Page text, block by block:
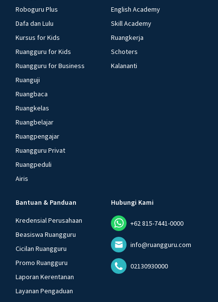
Roboguru Plus
Dafa dan Lulu
Kursus for Kids
Ruangguru for Kids
Ruangguru for Business
Ruanguji
Ruangbaca
Ruangkelas
Ruangbelajar
Ruangpengajar
Ruangguru Privat
Ruangpeduli
Airis
English Academy
Skill Academy
Ruangkerja
Schoters
Kalananti
Bantuan & Panduan
Kredensial Perusahaan
Beasiswa Ruangguru
Cicilan Ruangguru
Promo Ruangguru
Laporan Kerentanan
Layanan Pengaduan
Hubungi Kami
+62 815-7441-0000
info@ruangguru.com
02130930000